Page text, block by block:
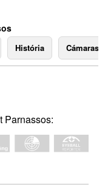
História Cámaras
Parnassos: